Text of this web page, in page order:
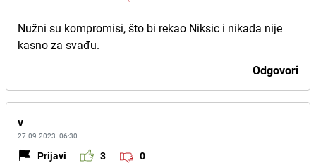
Nužni su kompromisi, što bi rekao Niksic i nikada nije
kasno za svađu.
Odgovori
v
27.09.2023. 06:30
Prijavi 3 0